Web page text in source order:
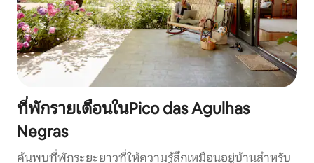
ที่พักรายเดือนในPico das Agulhas
Negras
ค้นพบที่พักระยะยาวที่ให้ความรู้สึกเหมือนอยู่บ้านสำหรับ